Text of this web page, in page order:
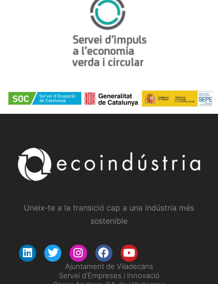
Uneix-te a la transició cap a una indústria més
sostenible
​Ajuntament de Viladecans
Servei d’Empreses i Innovació